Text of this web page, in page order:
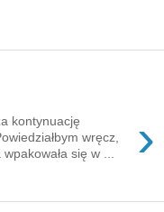
›
kontynuację
wręcz,
się w ...